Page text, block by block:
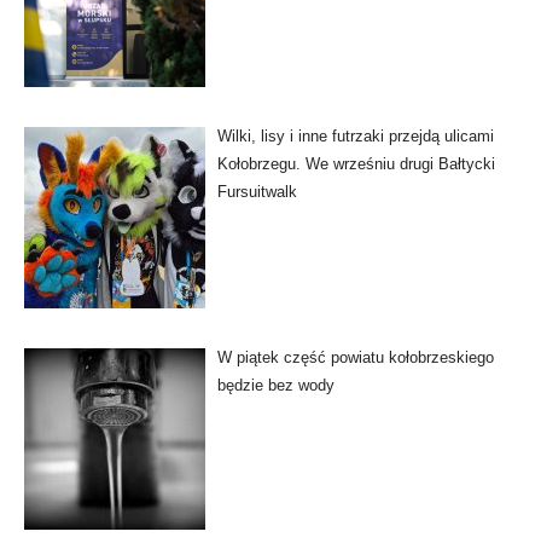
Wilki, lisy i inne futrzaki przejdą ulicami
Kołobrzegu. We wrześniu drugi Bałtycki
Fursuitwalk
W piątek część powiatu kołobrzeskiego
będzie bez wody